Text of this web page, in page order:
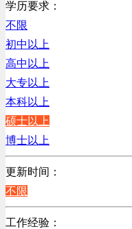
学历要求：
不限
初中以上
高中以上
大专以上
本科以上
硕士以上
博士以上
更新时间：
不限
工作经验：